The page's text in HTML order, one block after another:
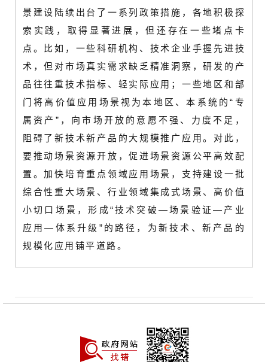
景建设陆续出台了一系列政策措施，各地积极探
索实践，取得显著进展，但还存在一些堵点卡
点。比如，一些科研机构、技术企业手握先进技
术，但对市场真实需求缺乏精准洞察，研发的产
品往往重技术指标、轻实际应用；一些地区和部
门将高价值应用场景视为本地区、本系统的“专
属资产”，向市场开放的意愿不强、力度不足，
阻碍了新技术新产品的大规模推广应用。对此，
要推动场景资源开放，促进场景资源公平高效配
置。加快培育重点领域应用场景，支持建设一批
综合性重大场景、行业领域集成式场景、高价值
小切口场景，形成“技术突破—场景验证—产业
应用—体系升级”的路径，为新技术、新产品的
规模化应用铺平道路。